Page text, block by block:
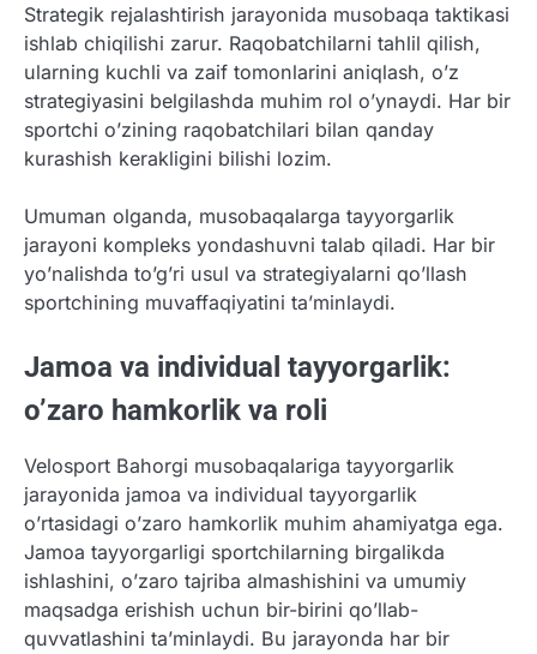
Strategik rejalashtirish jarayonida musobaqa taktikasi
ishlab chiqilishi zarur. Raqobatchilarni tahlil qilish,
ularning kuchli va zaif tomonlarini aniqlash, o’z
strategiyasini belgilashda muhim rol o’ynaydi. Har bir
sportchi o’zining raqobatchilari bilan qanday
kurashish kerakligini bilishi lozim.
Umuman olganda, musobaqalarga tayyorgarlik
jarayoni kompleks yondashuvni talab qiladi. Har bir
yo’nalishda to’g’ri usul va strategiyalarni qo’llash
sportchining muvaffaqiyatini ta’minlaydi.
Jamoa va individual tayyorgarlik:
o’zaro hamkorlik va roli
Velosport Bahorgi musobaqalariga tayyorgarlik
jarayonida jamoa va individual tayyorgarlik
o’rtasidagi o’zaro hamkorlik muhim ahamiyatga ega.
Jamoa tayyorgarligi sportchilarning birgalikda
ishlashini, o’zaro tajriba almashishini va umumiy
maqsadga erishish uchun bir-birini qo’llab-
quvvatlashini ta’minlaydi. Bu jarayonda har bir